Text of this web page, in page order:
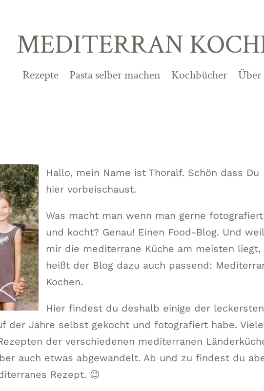
MEDITERRAN
Rezepte Pasta selber machen Kochbücher
Hallo, mein Name ist Thoralf. Schön dass Du
hier vorbeischaust.
Was macht man wenn man gerne fotografiert
und kocht? Genau! Einen Food-Blog. Und weil
mir die mediterrane Küche am meisten liegt,
heißt der Blog dazu auch passend:
Kochen.
Hier findest du deshalb einige der leckersten
der Jahre selbst gekocht und fotografiert habe. Viele
der verschiedenen mediterranen
auch etwas abgewandelt. Ab und zu findest du
Rezept. 😉